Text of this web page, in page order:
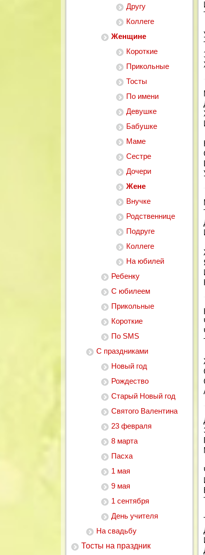
Другу
Коллеге
Женщине
Короткие
Прикольные
Тосты
По имени
Девушке
Бабушке
Маме
Сестре
Дочери
Жене
Внучке
Родственнице
Подруге
Коллеге
На юбилей
Ребенку
С юбилеем
Прикольные
Короткие
По SMS
С праздниками
Новый год
Рождество
Старый Новый год
Святого Валентина
23 февраля
8 марта
Пасха
1 мая
9 мая
1 сентября
День учителя
На свадьбу
Тосты на праздник